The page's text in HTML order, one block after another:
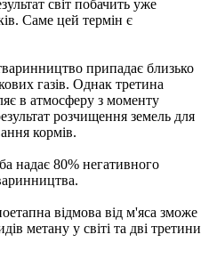
світ побачить уже
Саме цей термін є
припадає близько
газів. Однак третина
в атмосферу з моменту
розчищення земель для
кормів.
надає 80% негативного
відмова від м'яса зможе
метану у світі та дві третини